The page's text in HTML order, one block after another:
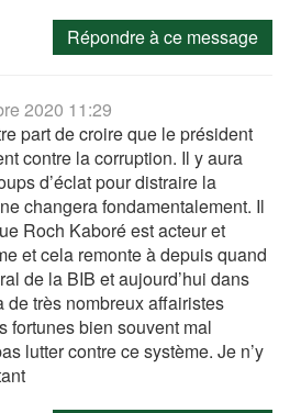
Répondre à ce message
2020 11:29
part de croire que le président
contre la corruption. Il y aura
d’éclat pour distraire la
changera fondamentalement. Il
Roch Kaboré est acteur et
et cela remonte à depuis quand
de la BIB et aujourd’hui dans
de très nombreux affairistes
fortunes bien souvent mal
lutter contre ce système. Je n’y